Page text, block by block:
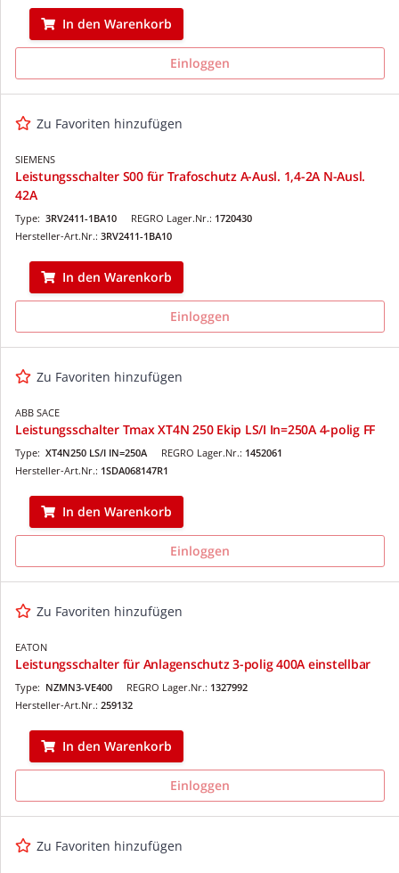
In den Warenkorb
Einloggen
Zu Favoriten hinzufügen
SIEMENS
Leistungsschalter S00 für Trafoschutz A-Ausl. 1,4-2A N-Ausl.
42A
REGRO Lager.Nr.: 1720430
Type: 3RV2411-1BA10
Hersteller-Art.Nr.: 3RV2411-1BA10
In den Warenkorb
Einloggen
Zu Favoriten hinzufügen
ABB SACE
Leistungsschalter Tmax XT4N 250 Ekip LS/I In=250A 4-polig FF
REGRO Lager.Nr.: 1452061
Type: XT4N250 LS/I IN=250A
Hersteller-Art.Nr.: 1SDA068147R1
In den Warenkorb
Einloggen
Zu Favoriten hinzufügen
EATON
Leistungsschalter für Anlagenschutz 3-polig 400A einstellbar
REGRO Lager.Nr.: 1327992
Type: NZMN3-VE400
Hersteller-Art.Nr.: 259132
In den Warenkorb
Einloggen
Zu Favoriten hinzufügen